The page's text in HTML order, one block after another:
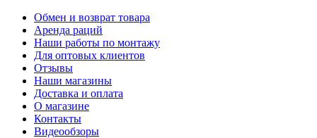
Обмен и возврат товара
Аренда раций
Наши работы по монтажу
Для оптовых клиентов
Отзывы
Наши магазины
Доставка и оплата
О магазине
Контакты
Видеообзоры